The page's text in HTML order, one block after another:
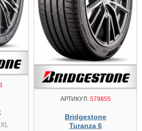
XL
АРТИКУЛ:579855
Bridgestone
Turanza 6